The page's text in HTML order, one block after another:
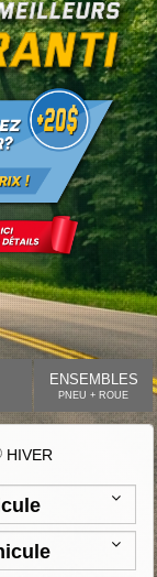
ENSEMBLES
PNEU + ROUE
HIVER